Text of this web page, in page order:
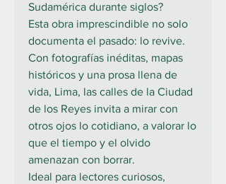
Sudamérica durante siglos?
Esta obra imprescindible no solo
documenta el pasado: lo revive.
Con fotografías inéditas, mapas
históricos y una prosa llena de
vida, Lima, las calles de la Ciudad
de los Reyes invita a mirar con
otros ojos lo cotidiano, a valorar lo
que el tiempo y el olvido
amenazan con borrar.
Ideal para lectores curiosos,